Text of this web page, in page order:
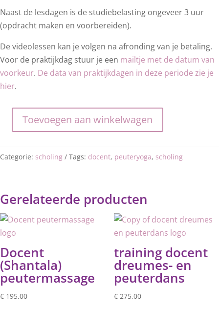
Naast de lesdagen is de studiebelasting ongeveer 3 uur
(opdracht maken en voorbereiden).
De videolessen kan je volgen na afronding van je betaling.
Voor de praktijkdag stuur je een mailtje met de datum van
voorkeur. De data van praktijkdagen in deze periode zie je
hier.
training
peuteryoga
Toevoegen aan winkelwagen
Categorie: scholing Tags: docent, peuteryoga, scholing
Gerelateerde producten
Docent
(Shantala)
peutermassage
€ 195,00
training docent
dreumes- en
peuterdans
€275,00